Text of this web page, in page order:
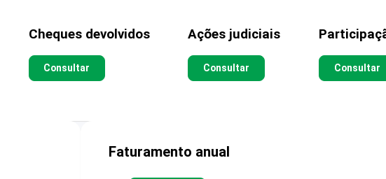
Cheques devolvidos
Consultar
Ações judiciais
Consultar Consultar
Faturamento anual